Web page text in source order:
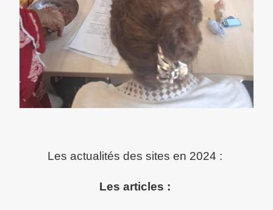
Les actualités des sites en 2024 :
Les articles :